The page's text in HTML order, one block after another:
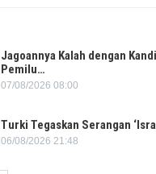
Jagoannya Kalah dengan
Pemilu…
07/08/2026 08:00
Turki Tegaskan Serangan
06/08/2026 21:48